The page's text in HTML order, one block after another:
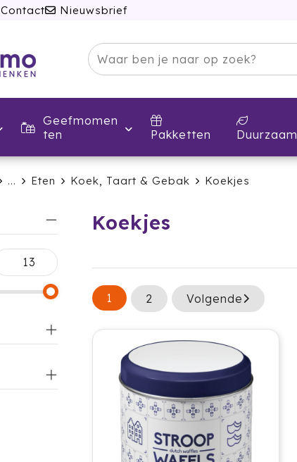
Contact Nieuwsbrief
Geefmomen
ten
Pakketten Duurzaam
... Eten Koek, Taart & Gebak Koekjes
Koekjes
1 2 Volgende